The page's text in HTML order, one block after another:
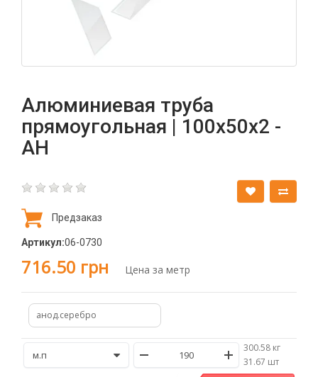
Алюминиевая труба
прямоугольная | 100х50х2 -
АН
Предзаказ
Артикул:06-0730
716.50 грн Цена за метр
анод.серебро
300.58 кг
/31.67 шт